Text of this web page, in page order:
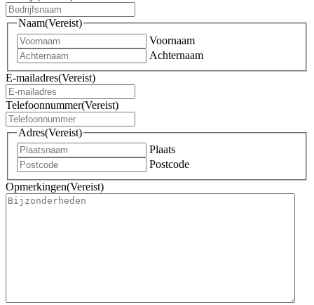
Naam(Vereist)
Voornaam
Achternaam
E-mailadres(Vereist)
Telefoonnummer(Vereist)
Adres(Vereist)
Plaats
Postcode
Opmerkingen(Vereist)